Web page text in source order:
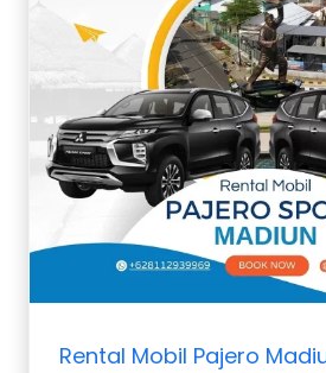
Rental Mobil Pajero